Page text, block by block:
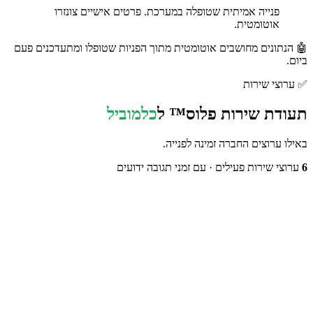
פנייה אמיתית שטופלה במערכת. פרטים אישיים צונזרו
אוטומטית.
🤖 הנתונים מחושבים אוטומטית מתוך הפניות שטופלו ומתעדכנים פעם
ביום.
✅ ערוצי שירות
תעודת שירות פלוס™ לכלמוביל
באילו ערוצים החברה זמינה לפנייה.
6 ערוצי שירות פעילים · עם זמני תגובה ידועים